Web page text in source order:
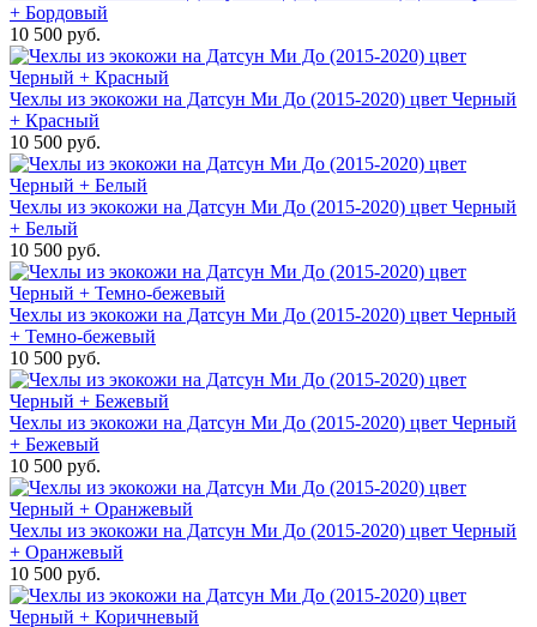
+ Бордовый
10 500 руб.
Чехлы из экокожи на Датсун Ми До (2015-2020) цвет Черный
+ Красный
10 500 руб.
Чехлы из экокожи на Датсун Ми До (2015-2020) цвет Черный
+ Белый
10 500 руб.
Чехлы из экокожи на Датсун Ми До (2015-2020) цвет Черный
+ Темно-бежевый
10 500 руб.
Чехлы из экокожи на Датсун Ми До (2015-2020) цвет Черный
+ Бежевый
10 500 руб.
Чехлы из экокожи на Датсун Ми До (2015-2020) цвет Черный
+ Оранжевый
10 500 руб.